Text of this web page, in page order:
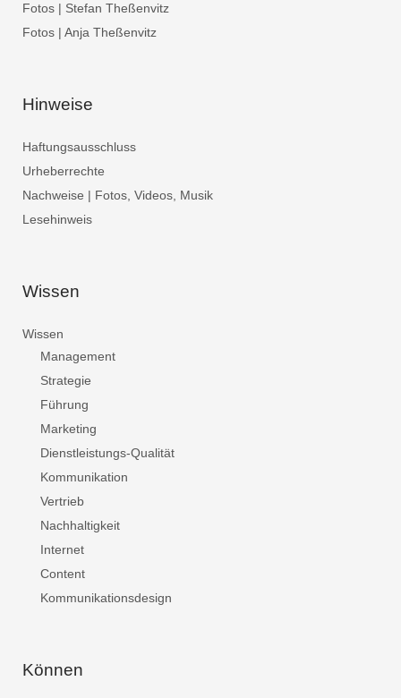
Fotos | Stefan Theßenvitz
Fotos | Anja Theßenvitz
Hinweise
Haftungsausschluss
Urheberrechte
Nachweise | Fotos, Videos, Musik
Lesehinweis
Wissen
Wissen
Management
Strategie
Führung
Marketing
Dienstleistungs-Qualität
Kommunikation
Vertrieb
Nachhaltigkeit
Internet
Content
Kommunikationsdesign
Können